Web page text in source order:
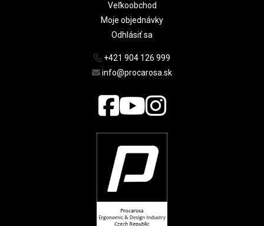
Veľkoobchod
Moje objednávky
Odhlásiť sa
+421 904 126 999
info@procarosa.sk